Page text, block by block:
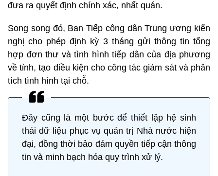
đưa ra quyết định chính xác, nhất quán.
Song song đó, Ban Tiếp công dân Trung ương kiến
nghị cho phép định kỳ 3 tháng gửi thông tin tổng
hợp đơn thư và tình hình tiếp dân của địa phương
về tỉnh, tạo điều kiện cho công tác giám sát và phân
tích tình hình tại chỗ.
Đây cũng là một bước để thiết lập hệ sinh
thái dữ liệu phục vụ quản trị Nhà nước hiện
đại, đồng thời bảo đảm quyền tiếp cận thông
tin và minh bạch hóa quy trình xử lý.